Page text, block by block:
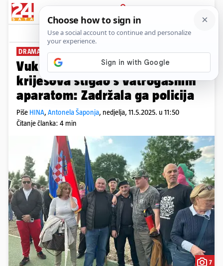
PRIJAVA
News Komentari
DRAMA NA SAVSKOM NASIPU
Vukušić na paljenje Trnjanskih
krijesova stigao s vatrogasnim
aparatom: Zadržala ga policija
Piše HINA, Antonela Šaponja, nedjelja, 11.5.2025. u 11:50
Čitanje članka: 4 min
7